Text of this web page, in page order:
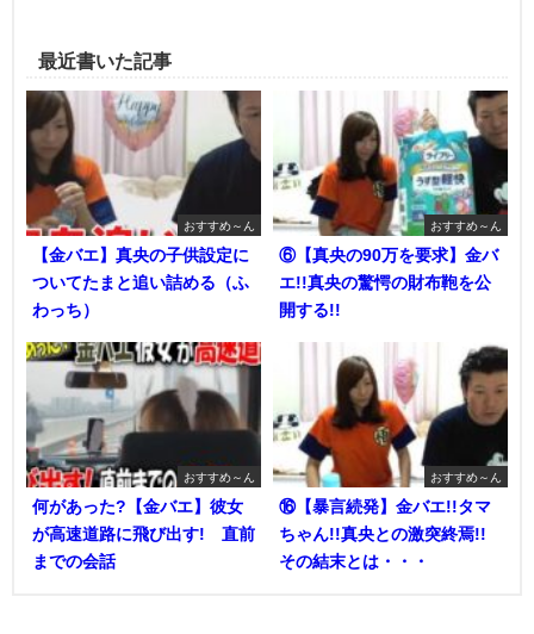
最近書いた記事
おすすめ～ん
【金バエ】真央の子供設定に
ついてたまと追い詰める（ふ
わっち）
おすすめ～ん
⑥【真央の90万を要求】金バ
エ!!真央の驚愕の財布鞄を公
開する!!
おすすめ～ん
何があった?【金バエ】彼女
が高速道路に飛び出す! 直前
までの会話
おすすめ～ん
⑯【暴言続発】金バエ!!タマ
ちゃん!!真央との激突終焉!!
その結末とは・・・